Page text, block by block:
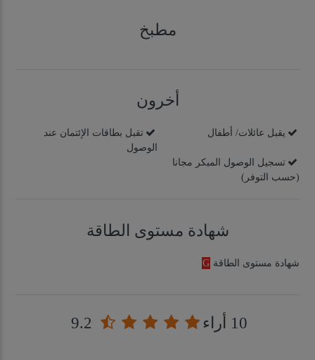
مطبخ
أخرون
يقبل عائلات/ أطفال
تقبل بطاقات الإئتمان عند
الوصول
تسجيل الوصول المبكر مجانا
(حسب التوفر)
شهادة مستوى الطاقة
شهادة مستوى الطاقة G
10 أراء 9.2